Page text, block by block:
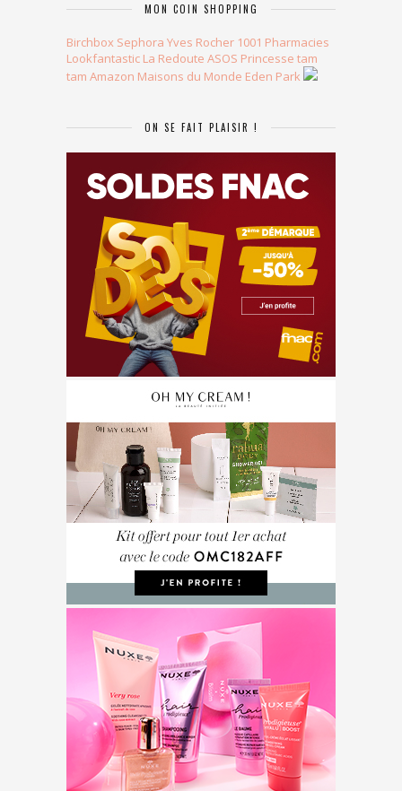
MON COIN SHOPPING
Birchbox Sephora Yves Rocher 1001 Pharmacies
Lookfantastic La Redoute ASOS Princesse tam
tam Amazon Maisons du Monde Eden Park
ON SE FAIT PLAISIR !